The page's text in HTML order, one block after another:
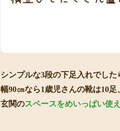
シンプルな3段の下足入れでした
幅90㎝なら1歳児さんの靴は10足
玄関のスペースをめいっぱい使